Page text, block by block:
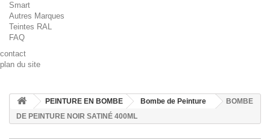
Smart
Autres Marques
Teintes RAL
FAQ
contact
plan du site
PEINTURE EN BOMBE Bombe de Peinture
BOMBE
DE PEINTURE NOIR SATINÉ 400ML